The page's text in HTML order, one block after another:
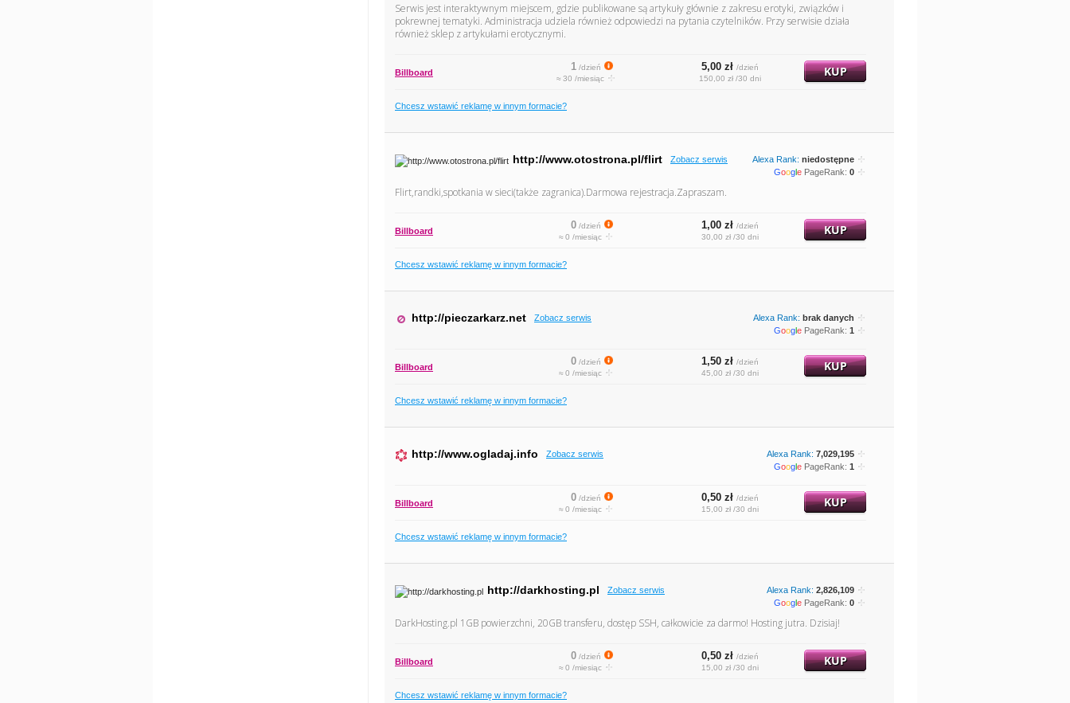
Serwis jest interaktywnym miejscem, gdzie publikowane są artykuły głównie z zakresu erotyki, związków i
pokrewnej tematyki. Administracja udziela również odpowiedzi na pytania czytelników. Przy serwisie działa
również sklep z artykułami erotycznymi.
Billboard 1 /dzień
≈ 30 /miesiąc
5,00 zł /dzień
150,00 zł /30 dni
KUP
Chcesz wstawić reklamę w innym formacie?
http://www.otostrona.pl/flirt Zobacz serwis Alexa Rank: niedostępne
Google PageRank: 0
Flirt,randki,spotkania w sieci(także zagranica).Darmowa rejestracja.Zapraszam.
Billboard 0 /dzień
≈ 0 /miesiąc
1,00 zł /dzień
30,00 zł /30 dni
KUP
Chcesz wstawić reklamę w innym formacie?
http://pieczarkarz.net Zobacz serwis Alexa Rank: brak danych
Google PageRank: 1
Billboard 0 /dzień
≈ 0 /miesiąc
1,50 zł /dzień
45,00 zł /30 dni
KUP
Chcesz wstawić reklamę w innym formacie?
http://www.ogladaj.info Zobacz serwis Alexa Rank: 7,029,195
Google PageRank: 1
Billboard 0 /dzień
≈ 0 /miesiąc
0,50 zł /dzień
15,00 zł /30 dni
KUP
Chcesz wstawić reklamę w innym formacie?
http://darkhosting.pl Zobacz serwis Alexa Rank: 2,826,109
Google PageRank: 0
DarkHosting.pl 1GB powierzchni, 20GB transferu, dostęp SSH, całkowicie za darmo! Hosting jutra. Dzisiaj!
Billboard 0 /dzień
≈ 0 /miesiąc
0,50 zł /dzień
15,00 zł /30 dni
KUP
Chcesz wstawić reklamę w innym formacie?